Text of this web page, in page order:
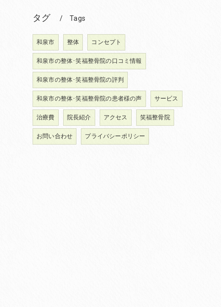
タグ Tags
和泉市 整体 コンセプト
和泉市の整体･笑福整骨院の口コミ情報
和泉市の整体･笑福整骨院の評判
和泉市の整体･笑福整骨院の患者様の声 サービス
治療費 院長紹介 アクセス 笑福整骨院
お問い合わせ プライバシーポリシー